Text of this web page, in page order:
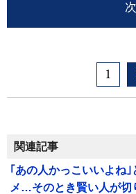
1
関連記事
｢あの人かっこいいよね
メ…そのとき賢い人が切